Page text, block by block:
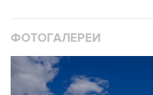
ФОТОГАЛЕРЕИ